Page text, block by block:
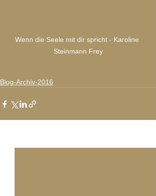
Wenn die Seele mit dir spricht - Karoline
Steinmann Frey
Blog-Archiv-2016